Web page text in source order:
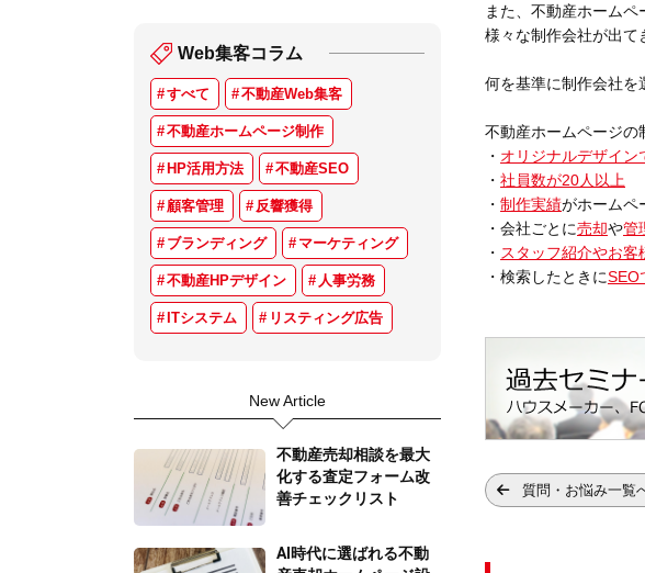
Web集客コラム
すべて 不動産Web集客
不動産ホームページ制作
HP活用方法 不動産SEO
顧客管理 反響獲得
ブランディング マーケティング
不動産HPデザイン 人事労務
ITシステム リスティング広告
New Article
また、不動産ホーム
様々な制作会社が出て
何を基準に制作会社を
不動産ホームページの
・ オリジナルデザイン
・ 社員数が20人以上
・ 制作実績がホームペ
・会社ごとに売却や管
・ スタッフ紹介やお客
・検索したときにSEO
質問・お悩み一覧